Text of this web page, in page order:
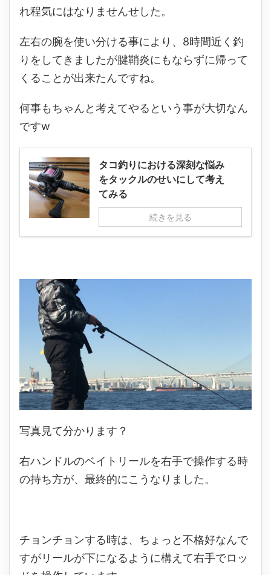
れ程気にはなりませんせした。
左右の腕を使い分ける事により、8時間近く釣
りをしてきましたが腱鞘炎にもならずに帰って
くることが出来たんですね。
何事もちゃんと考えてやるという事が大切なん
ですw
タコ釣りにおける深刻な悩み
をタックルのせいにして考え
てみる
続きを見る
写真見て分かります？
右ハンドルのベイトリールを右手で操作する時
の持ち方が、最終的にこうなりました。
チョンチョンする時は、ちょっと不格好なんで
すがリールが下になるように構えて右手でロッ